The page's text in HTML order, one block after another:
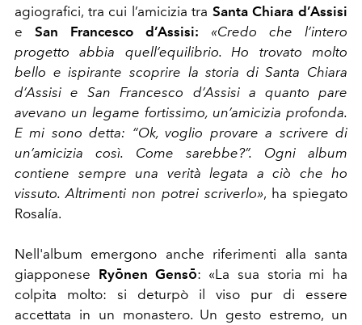
agiografici, tra cui l’amicizia tra Santa Chiara d’Assisi
e San Francesco d’Assisi: «Credo che l’intero
progetto abbia quell’equilibrio. Ho trovato molto
bello e ispirante scoprire la storia di Santa Chiara
d’Assisi e San Francesco d’Assisi a quanto pare
avevano un legame fortissimo, un’amicizia profonda.
E mi sono detta: “Ok, voglio provare a scrivere di
un’amicizia così. Come sarebbe?”. Ogni album
contiene sempre una verità legata a ciò che ho
vissuto. Altrimenti non potrei scriverlo», ha spiegato
Rosalía.
Nell'album emergono anche riferimenti alla santa
giapponese Ryōnen Gensō: «La sua storia mi ha
colpita molto: si deturpò il viso pur di essere
accettata in un monastero. Un gesto estremo, un